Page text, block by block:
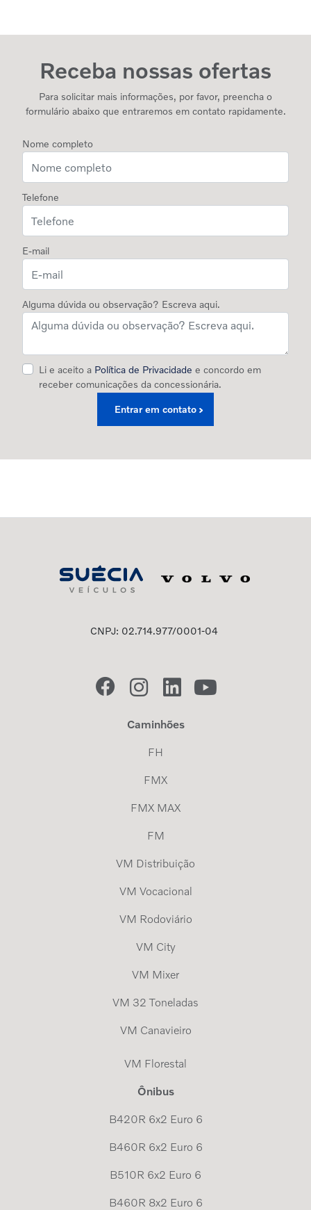
Receba nossas ofertas
Para solicitar mais informações, por favor, preencha o
formulário abaixo que entraremos em contato rapidamente.
Nome completo
Telefone
E-mail
Alguma dúvida ou observação? Escreva aqui.
Li e aceito a Política de Privacidade e concordo em
receber comunicações da concessionária.
Entrar em contato
CNPJ: 02.714.977/0001-04
Caminhões
FH
FMX
FMX MAX
FM
VM Distribuição
VM Vocacional
VM Rodoviário
VM City
VM Mixer
VM 32 Toneladas
VM Canavieiro
VM Florestal
Ônibus
B420R 6x2 Euro 6
B460R 6x2 Euro 6
B510R 6x2 Euro 6
B460R 8x2 Euro 6